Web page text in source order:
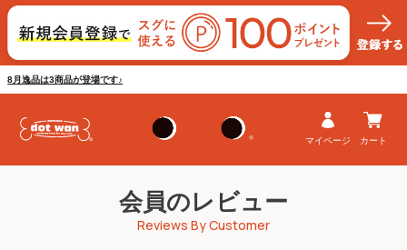
8月逸品は3商品が登場です♪
マイページ カート
会員のレビュー
Reviews By Customer